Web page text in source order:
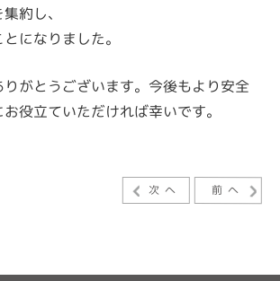
約し、
になりました。
がとうございます。今後もより安全
役立ていただければ幸いです。
次へ 前へ